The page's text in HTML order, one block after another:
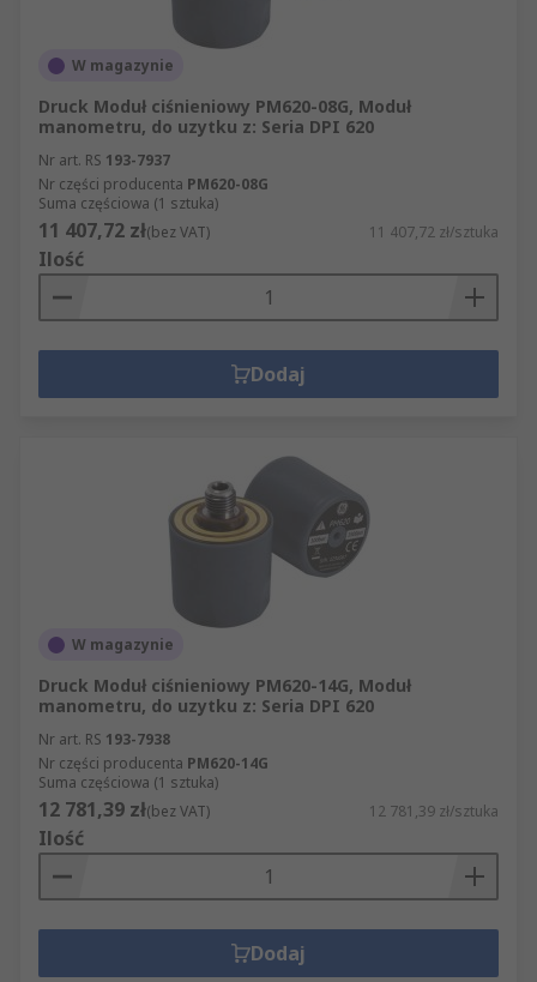
W magazynie
Druck Moduł ciśnieniowy PM620-08G, Moduł
manometru, do uzytku z: Seria DPI 620
Nr art. RS 193-7937
Nr części producenta PM620-08G
Suma częściowa (1 sztuka)
11 407,72 zł(bez VAT) 11 407,72 zł/sztuka
Ilość
Dodaj
W magazynie
Druck Moduł ciśnieniowy PM620-14G, Moduł
manometru, do uzytku z: Seria DPI 620
Nr art. RS 193-7938
Nr części producenta PM620-14G
Suma częściowa (1 sztuka)
12 781,39 zł(bez VAT) 12 781,39 zł/sztuka
Ilość
Dodaj